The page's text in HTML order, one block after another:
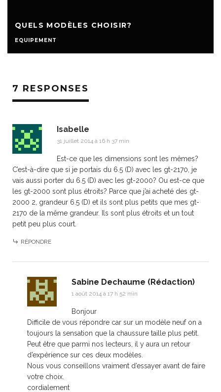
QUELS MODÈLES CHOISIR?
EQUIPEMENT
7 RESPONSES
Isabelle
31 juillet 2014 à 16 h 37 min
Est-ce que les dimensions sont les mêmes?
C’est-à-dire que si je portais du 6.5 (D) avec les gt-2170, je
vais aussi porter du 6.5 (D) avec les gt-2000? Ou est-ce que
les gt-2000 sont plus étroits? Parce que j’ai acheté des gt-
2000 2, grandeur 6.5 (D) et ils sont plus petits que mes gt-
2170 de la même grandeur. Ils sont plus étroits et un tout
petit peu plus court.
RÉPONDRE
Sabine Dechaume (Rédaction)
1 août 2014 à 17 h 52 min
Bonjour
Difficile de vous répondre car sur un modèle neuf on a
toujours la sensation que la chaussure taille plus petit.
Peut être que parmi nos lecteurs, il y aura un retour
d’expérience sur ces deux modèles.
Nous vous conseillons vraiment d’essayer avant de faire
votre choix.
cordialement